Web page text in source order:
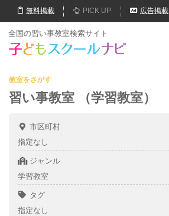
無料掲載 PICK UP 広告掲載
全国の習い事教室検索サイト
教室をさがす
習い事教室 （学習教室）
市区町村
指定なし
ジャンル
学習教室
タグ
指定なし